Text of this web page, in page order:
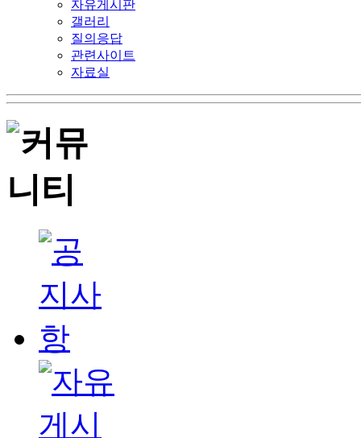
자유게시판
갤러리
질의응답
관련사이트
자료실